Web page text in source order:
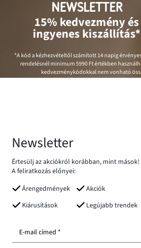
NEWSLETTER
15% kedvezmény és
ingyenes kiszállítás*
*A kód a kézhezvételtől számított 14 napig
rendelésnél minimum5990 Ftértékben
kedvezménykódokkal nem vonható
Newsletter
Értesülj az akciókról korábban, mint mások!
A feliratkozás előnyei:
Árengedmények
Akciók
Kiárusítások
Legújabb trendek
E-mail címed *